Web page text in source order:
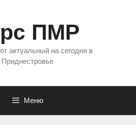
ПМР
актуальный на сегодня в
Приднестровье
Меню